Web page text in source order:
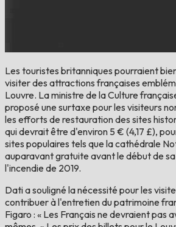
Les touristes britanniques pourraient
visiter des attractions françaises
Louvre. La ministre de la Culture
proposé une surtaxe pour les visiteurs
les efforts de restauration des sites
qui devrait être d'environ 5 € (4,17 £),
sites populaires tels que la cathédrale
auparavant gratuite avant le début de
l'incendie de 2019.
Dati a souligné la nécessité pour les
contribuer à l'entretien du patrimoine
Figaro : « Les Français ne devraient pas